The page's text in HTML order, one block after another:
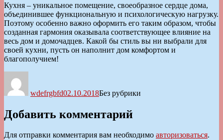
Кухня – уникальное помещение, своеобразное сердце дома,
объединившее функциональную и психологическую нагрузку.
Поэтому особенно важно оформить его таким образом, чтобы
созданная гармония оказывала соответствующее влияние на
весь дом и домочадцев. Какой бы стиль вы ни выбрали для
своей кухни, пусть он наполнит дом комфортом и
благополучием!
wdefrgbfd02.10.2018Без рубрики
Добавить комментарий
Для отправки комментария вам необходимо авторизоваться.